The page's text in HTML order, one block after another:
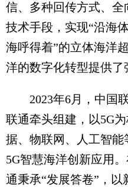
信、多种回传方式、全
技术手段，实现“沿海
海呼得着”的立体海洋
洋的数字化转型提供了
2023年6月，中国联
联通牵头组建，以5G
据、物联网、人工智能
5G智慧海洋创新应用
通秉承“发展答卷”，